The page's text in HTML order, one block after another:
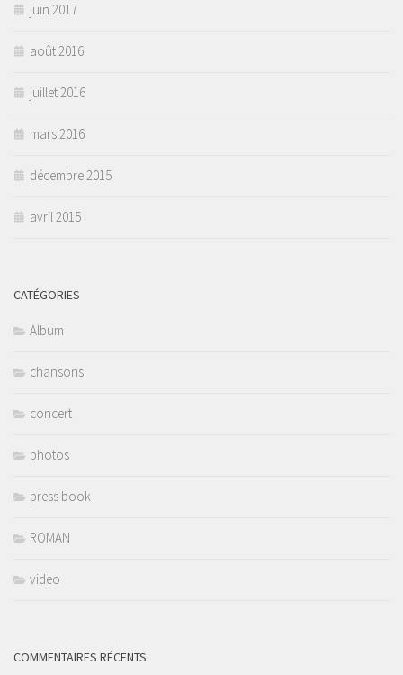
juin 2017
août 2016
juillet 2016
mars 2016
décembre 2015
avril 2015
CATÉGORIES
Album
chansons
concert
photos
press book
ROMAN
video
COMMENTAIRES RÉCENTS